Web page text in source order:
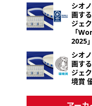
シオ
画す
ジェ
「
2025
シオ
画す
ジェ
境賞